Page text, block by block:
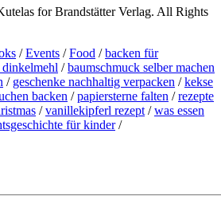
for Brandstätter Verlag. All Rights
/Events /Food /backen für
/baumschmuck selber machen
/ geschenke nachhaltig verpacken /kekse
backen /papiersterne falten /rezepte
/vanillekipferl rezept /was essen
für kinder/